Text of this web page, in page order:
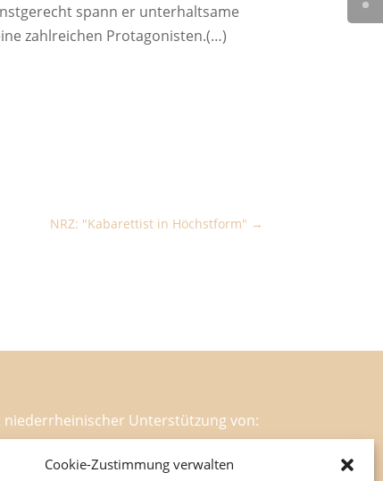
Cookie-Zustimmung verwalten
spann er unterhaltsame
zahlreichen Protagonisten.(…)
NRZ: "Kabarettist in Höchstform"
niederrheinischer Unterstützung von: